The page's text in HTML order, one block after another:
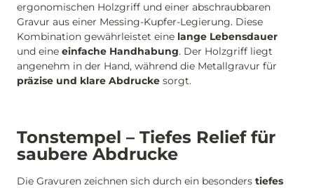
ergonomischen Holzgriff und einer abschraubbaren
Gravur aus einer Messing-Kupfer-Legierung. Diese
Kombination gewährleistet eine lange Lebensdauer
und eine einfache Handhabung. Der Holzgriff liegt
angenehm in der Hand, während die Metallgravur für
präzise und klare Abdrucke sorgt.
Tonstempel – Tiefes Relief für
saubere Abdrucke
Die Gravuren zeichnen sich durch ein besonders tiefes